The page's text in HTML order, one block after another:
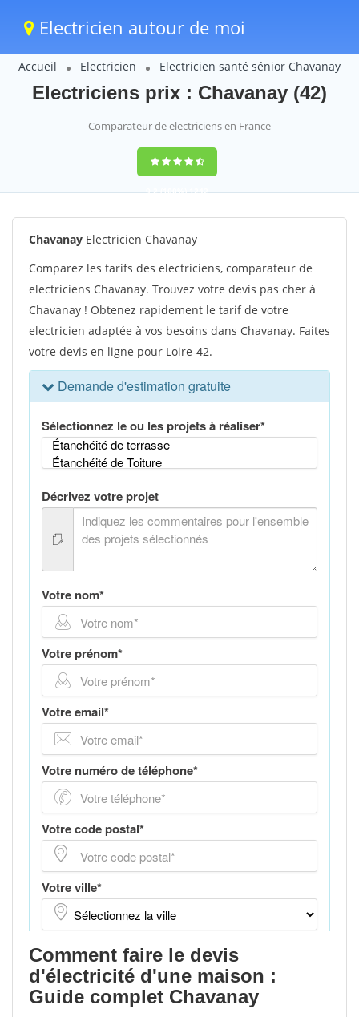
Electricien autour de moi
Accueil Electricien Electricien santé sénior Chavanay
Electriciens prix : Chavanay (42)
Comparateur de electriciens en France
9,2(100%)1242
votes
Chavanay Electricien Chavanay
Comparez les tarifs des electriciens, comparateur de
electriciens Chavanay. Trouvez votre devis pas cher à
Chavanay ! Obtenez rapidement le tarif de votre
electricien adaptée à vos besoins dans Chavanay. Faites
votre devis en ligne pour Loire-42.
Comment faire le devis
d'électricité d'une maison :
Guide complet Chavanay